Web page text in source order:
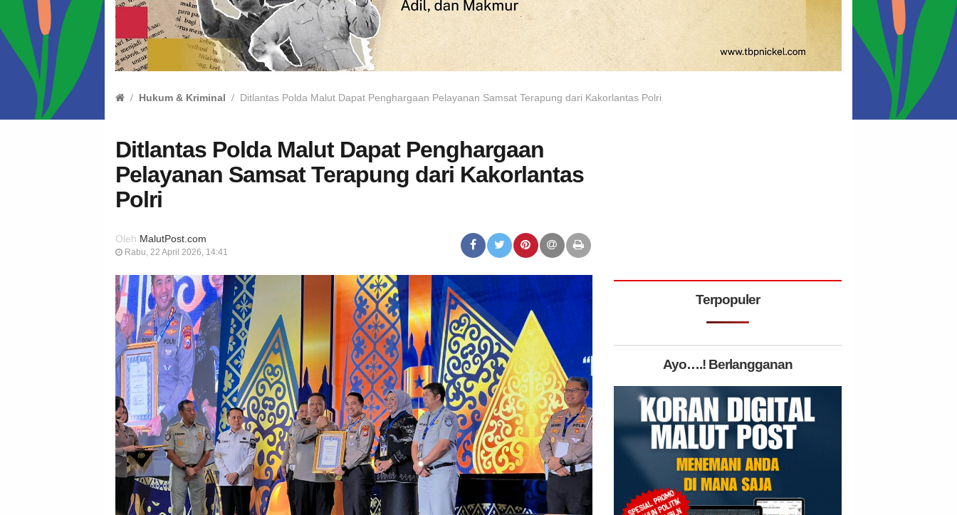
Hukum & Kriminal Ditlantas Polda Malut Dapat Penghargaan Pelayanan Samsat Terapung dari Kakorlantas Polri
Ditlantas Polda Malut Dapat Penghargaan
Pelayanan Samsat Terapung dari Kakorlantas
Polri
Oleh MalutPost.com
Rabu, 22 April 2026, 14:41
Terpopuler
Ayo….! Berlangganan